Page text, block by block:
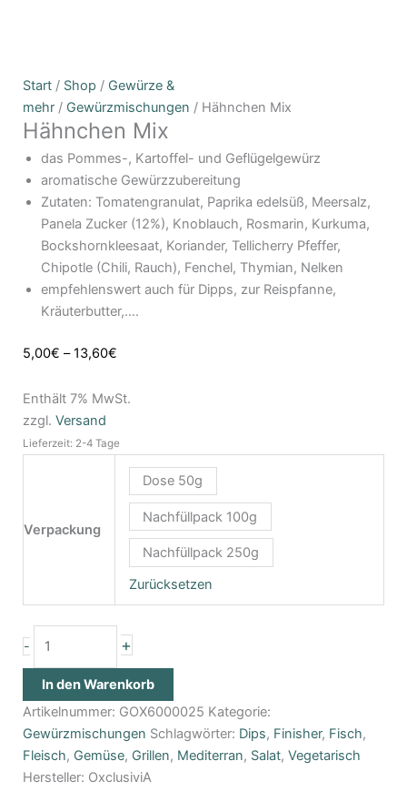
Start / Shop / Gewürze &
mehr / Gewürzmischungen / Hähnchen Mix
Hähnchen Mix
das Pommes-, Kartoffel- und Geflügelgewürz
aromatische Gewürzzubereitung
Zutaten: Tomatengranulat, Paprika edelsüß, Meersalz,
Panela Zucker (12%), Knoblauch, Rosmarin, Kurkuma,
Bockshornkleesaat, Koriander, Tellicherry Pfeffer,
Chipotle (Chili, Rauch), Fenchel, Thymian, Nelken
empfehlenswert auch für Dipps, zur Reispfanne,
Kräuterbutter,….
5,00€ –13,60€
Preisspanne:
5,00€
bis
13,60€
Enthält 7% MwSt.
zzgl. Versand
Lieferzeit: 2-4 Tage
Verpackung
Dose 50g
Nachfüllpack 100g
Nachfüllpack 250g
Zurücksetzen
-
Hähnchen
Mix
Menge
+
In den Warenkorb
Artikelnummer: GOX6000025 Kategorie:
Gewürzmischungen Schlagwörter: Dips, Finisher, Fisch,
Fleisch, Gemüse, Grillen, Mediterran, Salat, Vegetarisch
Hersteller: OxclusiviA